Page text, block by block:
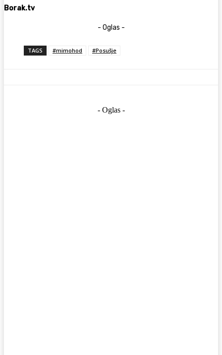
Borak.tv
- Oglas -
TAGS #mimohod #Posušje
- Oglas -